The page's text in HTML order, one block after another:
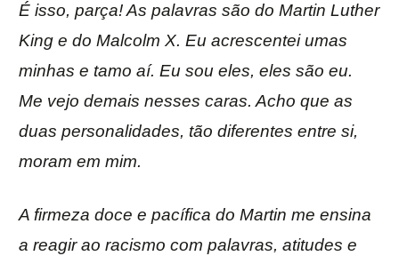
É isso, parça! As palavras são do Martin Luther
King e do Malcolm X. Eu acrescentei umas
minhas e tamo aí. Eu sou eles, eles são eu.
Me vejo demais nesses caras. Acho que as
duas personalidades, tão diferentes entre si,
moram em mim.
A firmeza doce e pacífica do Martin me ensina
a reagir ao racismo com palavras, atitudes e